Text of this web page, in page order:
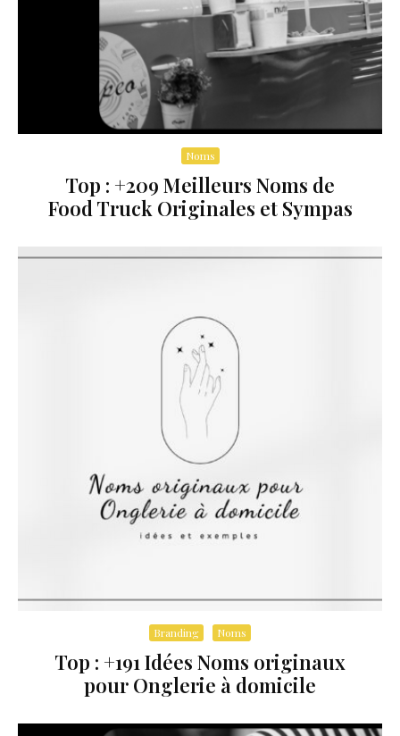
Noms
Top : +209 Meilleurs Noms de
Food Truck Originales et Sympas
Branding Noms
Top : +191 Idées Noms originaux
pour Onglerie à domicile